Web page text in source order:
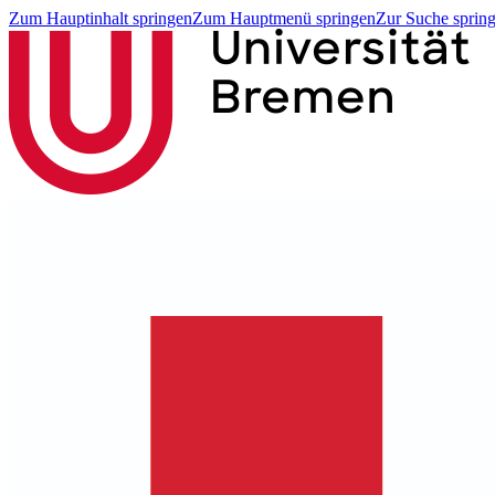
Zum Hauptinhalt springenZum Hauptmenü springenZur Suche